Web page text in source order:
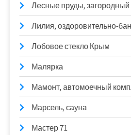
Лесные пруды, загородный
Лилия, оздоровительно-
Лобовое стекло Крым
Малярка
Мамонт, автомоечный
Марсель, сауна
Мастер 71